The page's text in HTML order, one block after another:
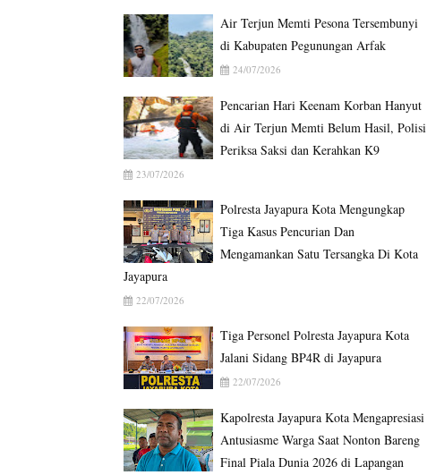
Air Terjun Memti Pesona Tersembunyi
di Kabupaten Pegunungan Arfak
24/07/2026
Pencarian Hari Keenam Korban Hanyut
di Air Terjun Memti Belum Hasil, Polisi
Periksa Saksi dan Kerahkan K9
23/07/2026
Polresta Jayapura Kota Mengungkap
Tiga Kasus Pencurian Dan
Mengamankan Satu Tersangka Di Kota
Jayapura
22/07/2026
Tiga Personel Polresta Jayapura Kota
Jalani Sidang BP4R di Jayapura
22/07/2026
Kapolresta Jayapura Kota Mengapresiasi
Antusiasme Warga Saat Nonton Bareng
Final Piala Dunia 2026 di Lapangan